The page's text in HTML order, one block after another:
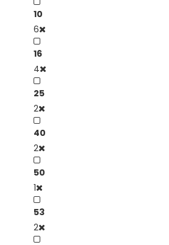
10
6
16
4
25
2
40
2
50
1
53
2